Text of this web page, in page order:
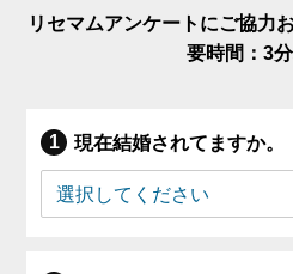
リセマムアンケートにご協力
要時間：3分
現在結婚されてますか。